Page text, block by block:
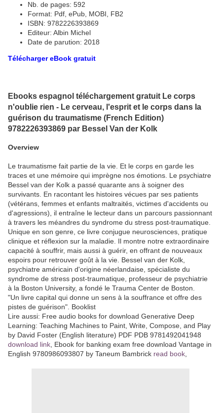
Nb. de pages: 592
Format: Pdf, ePub, MOBI, FB2
ISBN: 9782226393869
Editeur: Albin Michel
Date de parution: 2018
Télécharger eBook gratuit
Ebooks espagnol téléchargement gratuit Le corps
n'oublie rien - Le cerveau, l'esprit et le corps dans la
guérison du traumatisme (French Edition)
9782226393869 par Bessel Van der Kolk
Overview
Le traumatisme fait partie de la vie. Et le corps en garde les
traces et une mémoire qui imprègne nos émotions. Le psychiatre
Bessel van der Kolk a passé quarante ans à soigner des
survivants. En racontant les histoires vécues par ses patients
(vétérans, femmes et enfants maltraités, victimes d'accidents ou
d'agressions), il entraîne le lecteur dans un parcours passionnant
à travers les méandres du syndrome du stress post-traumatique.
Unique en son genre, ce livre conjugue neurosciences, pratique
clinique et réflexion sur la maladie. Il montre notre extraordinaire
capacité à souffrir, mais aussi à guérir, en offrant de nouveaux
espoirs pour retrouver goût à la vie. Bessel van der Kolk,
psychiatre américain d'origine néerlandaise, spécialiste du
syndrome de stress post-traumatique, professeur de psychiatrie
à la Boston University, a fondé le Trauma Center de Boston.
"Un livre capital qui donne un sens à la souffrance et offre des
pistes de guérison". Booklist
Lire aussi: Free audio books for download Generative Deep
Learning: Teaching Machines to Paint, Write, Compose, and Play
by David Foster (English literature) PDF PDB 9781492041948
download link , Ebook for banking exam free download Vantage in
English 9780986093807 by Taneum Bambrick read book